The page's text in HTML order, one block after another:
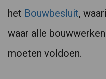
het Bouwbesluit,
waar alle
moeten voldoen.